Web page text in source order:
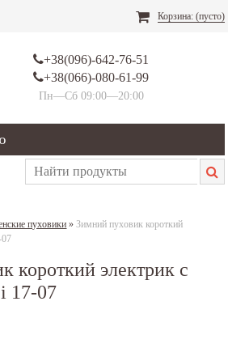
Корзина: (пусто)
+38(096)-642-76-51
+38(066)-080-61-99
Пн—Сб 09:00—20:00
пуховики »Зимний пуховик короткий
короткий электрик с
17-07